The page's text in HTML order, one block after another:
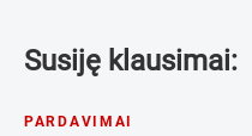
Susiję klausimai:
PARDAVIMAI